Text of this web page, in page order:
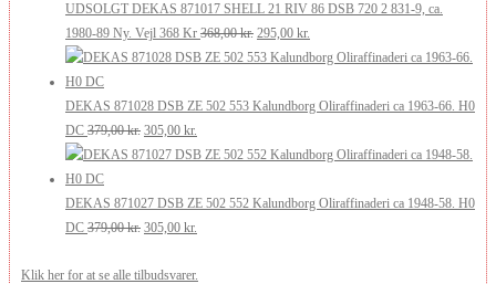
var:
369,00 kr..
er:
295,00 kr..
UDSOLGT DEKAS 871017 SHELL 21 RIV 86 DSB 720 2 831-9, ca.
1980-89 Ny. Vejl 368 Kr 368,00kr. Den
oprindelige
var:
295,00 kr.
aktuelle
er:
DEKAS 871028 DSB ZE 502 553 Kalundborg Oliraffinaderi ca 1963-66. H0
DC 379,00kr. Den
oprindelige
var:
379,00 kr..
305,00 kr.
aktuelle
er:
DEKAS 871027 DSB ZE 502 552 Kalundborg Oliraffinaderi ca 1948-58. H0
DC 379,00kr. Den
pris
305,00 kr.
Klik her for at se alle tilbudsvarer.